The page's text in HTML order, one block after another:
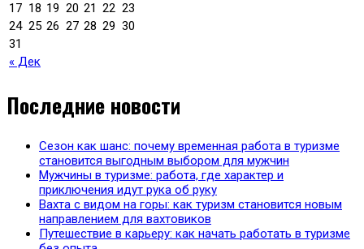
« Дек
17 18 19 20 21 22 23
24 25 26 27 28 29 30
31
Последние новости
Сезон как шанс: почему временная работа в туризме
становится выгодным выбором для мужчин
Мужчины в туризме: работа, где характер и
приключения идут рука об руку
Вахта с видом на горы: как туризм становится новым
направлением для вахтовиков
Путешествие в карьеру: как начать работать в туризме